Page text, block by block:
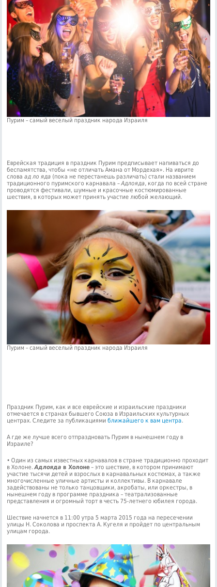
Пурим – самый веселый праздник народа Израиля
Еврейская традиция в праздник Пурим предписывает напиваться до
беспамятства, чтобы «не отличать Амана от Мордехая». На иврите
словаад ло яда (пока не перестанешь различать) стали названием
традиционного пуримского карнавала –Адлояда, когда по всей стране
проводятся фестивали, шумные и красочные костюмированные
шествия, в которых может принять участие любой желающий.
Пурим – самый веселый праздник народа Израиля
Праздник Пурим, как и все еврейские и израильские праздники
отмечается в странах бывшего Союза в Израильских культурных
центрах. Следите за публикациямиближайшего к вам центра.
А где же лучше всего отпраздновать Пурим в нынешнем году в
Израиле?
• Один из самых известных карнавалов в стране традиционно проходит
в Холоне.Адлояда в Холоне – это шествие, в котором принимают
участие тысячи детей и взрослых в карнавальных костюмах, а также
многочисленные уличные артисты и коллективы. В карнавале
задействованы не только танцовщики, акробаты, или оркестры, в
нынешнем году в программе праздника – театрализованные
представления и огромный торт в честь 75-летнего юбилея города.
Шествие начнется в 11:00 утра 5 марта 2015 года на пересечении
улицы Н. Соколова и проспекта А. Кугеля и пройдет по центральным
улицам города.